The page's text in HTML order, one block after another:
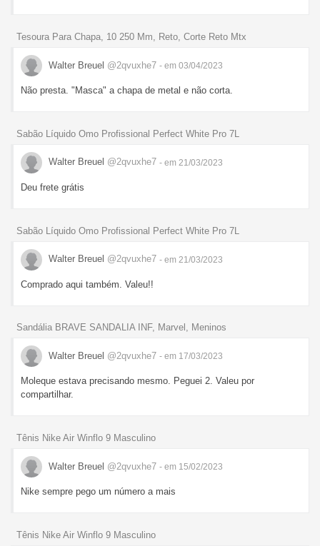
Tesoura Para Chapa, 10 250 Mm, Reto, Corte Reto Mtx
Walter Breuel @2qvuxhe7 - em 03/04/2023
Não presta. "Masca" a chapa de metal e não corta.
Sabão Líquido Omo Profissional Perfect White Pro 7L
Walter Breuel @2qvuxhe7 - em 21/03/2023
Deu frete grátis
Sabão Líquido Omo Profissional Perfect White Pro 7L
Walter Breuel @2qvuxhe7 - em 21/03/2023
Comprado aqui também. Valeu!!
Sandália BRAVE SANDALIA INF, Marvel, Meninos
Walter Breuel @2qvuxhe7 - em 17/03/2023
Moleque estava precisando mesmo. Peguei 2. Valeu por
compartilhar.
Tênis Nike Air Winflo 9 Masculino
Walter Breuel @2qvuxhe7 - em 15/02/2023
Nike sempre pego um número a mais
Tênis Nike Air Winflo 9 Masculino